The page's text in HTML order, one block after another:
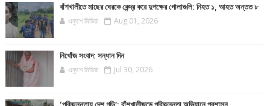
বাঁশখালীতে মাছের ঘেরকে কেন্দ্র করে দুপক্ষের গোলাগুলি: নিহত ১, আহত অন্তত ৮
একুশে মিডিয়া Aug 01, 2026
নিখোঁজ সংবাদ: সন্ধান দিন
একুশে মিডিয়া Jul 30, 2026